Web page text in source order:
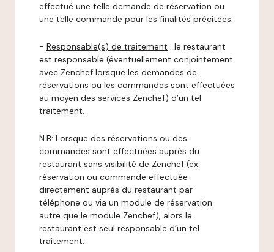
effectué une telle demande de réservation ou
une telle commande pour les finalités précitées.
- Responsable(s) de traitement : le restaurant
est responsable (éventuellement conjointement
avec Zenchef lorsque les demandes de
réservations ou les commandes sont effectuées
au moyen des services Zenchef) d’un tel
traitement.
N.B: Lorsque des réservations ou des
commandes sont effectuées auprès du
restaurant sans visibilité de Zenchef (ex:
réservation ou commande effectuée
directement auprès du restaurant par
téléphone ou via un module de réservation
autre que le module Zenchef), alors le
restaurant est seul responsable d’un tel
traitement.